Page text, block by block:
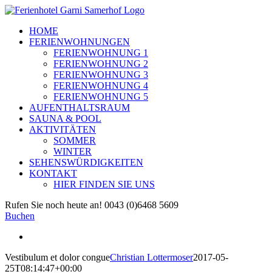
Zum
springenHOME
FERIENWOHNUNGEN
FERIENWOHNUNG 1
FERIENWOHNUNG 2
FERIENWOHNUNG 3
FERIENWOHNUNG 4
FERIENWOHNUNG 5
AUFENTHALTSRAUM
SAUNA & POOL
AKTIVITÄTEN
SOMMER
WINTER
SEHENSWÜRDIGKEITEN
KONTAKT
HIER FINDEN SIE UNS
Facebook
E-
Mail
Rufen Sie noch heute an! 0043 (0)6468 5609
Buchen
Image
Vestibulum et dolor congueChristian Lottermoser2017-05-
25T08:14:47+00:00